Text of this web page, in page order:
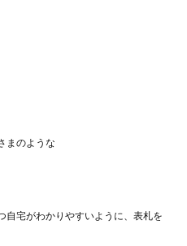
まのような
自宅がわかりやすいように、表札を